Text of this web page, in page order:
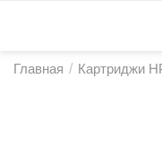
Главная / Картриджи